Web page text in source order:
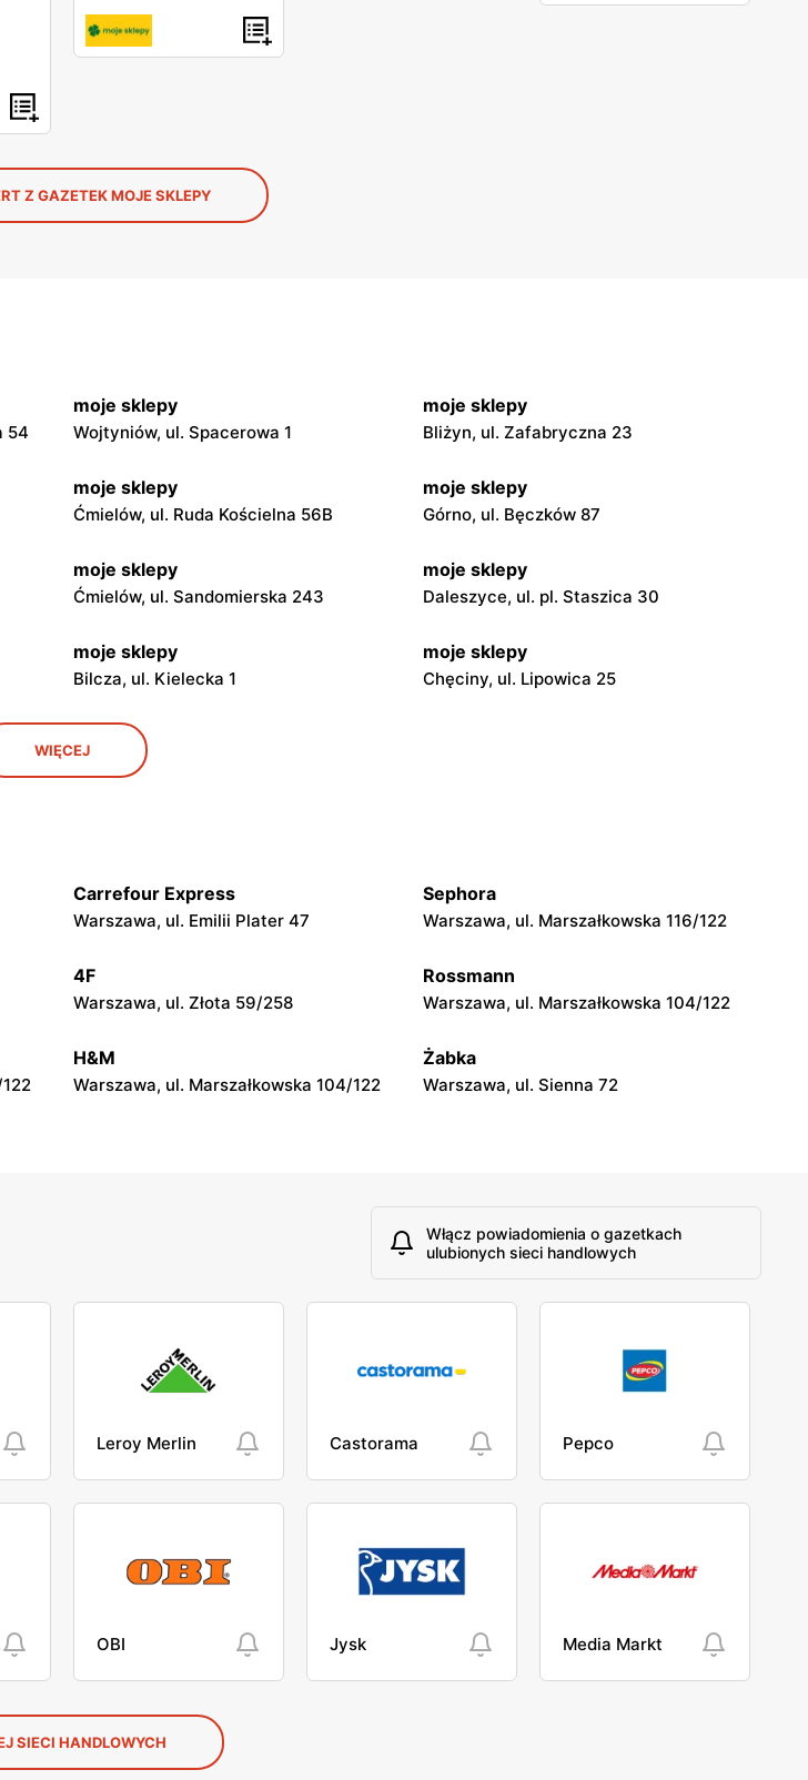
Z GAZETEK MOJE SKLEPY
54
moje sklepy
Wojtyniów, ul. Spacerowa 1
moje sklepy
Bliżyn, ul. Zafabryczna 23
moje sklepy
Ćmielów, ul. Ruda Kościelna 56B
moje sklepy
Górno, ul. Bęczków 87
moje sklepy
Ćmielów, ul. Sandomierska 243
moje sklepy
Daleszyce, ul. pl. Staszica 30
moje sklepy
Bilcza, ul. Kielecka 1
moje sklepy
Chęciny, ul. Lipowica 25
moje sklepy
Gorzyce, ul. Szkolna 44
moje sklepy
Iwierzyce, ul. Iwierzyce 152A
moje sklepy
Tczew, ul. Franciszka Żwirki 61
moje sklepy
Niebylec, ul. Niebylec 139
moje sklepy
Opole, ul. Grudzicka 45
WIĘCEJ
Carrefour Express
Warszawa, ul. Emilii Plater 47
Sephora
Warszawa, ul. Marszałkowska 116/122
4F
Warszawa, ul. Złota 59/258
Rossmann
Warszawa, ul. Marszałkowska 104/122
H&M
Warszawa, ul. Marszałkowska 104/122
Żabka
Warszawa, ul. Sienna 72
Włącz powiadomienia o gazetkach
ulubionych sieci handlowych
Leroy Merlin Castorama Pepco
OBI Jysk Media Markt
SIECI HANDLOWYCH